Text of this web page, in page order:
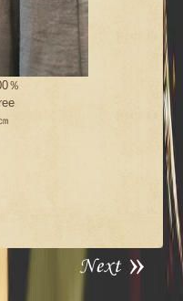
％